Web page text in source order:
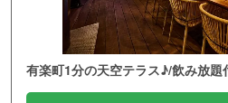
有楽町1分の天空テラス♪/飲み放題